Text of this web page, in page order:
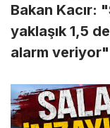
Bakan Kacır:
yaklaşık 1,5
alarm veriyor"